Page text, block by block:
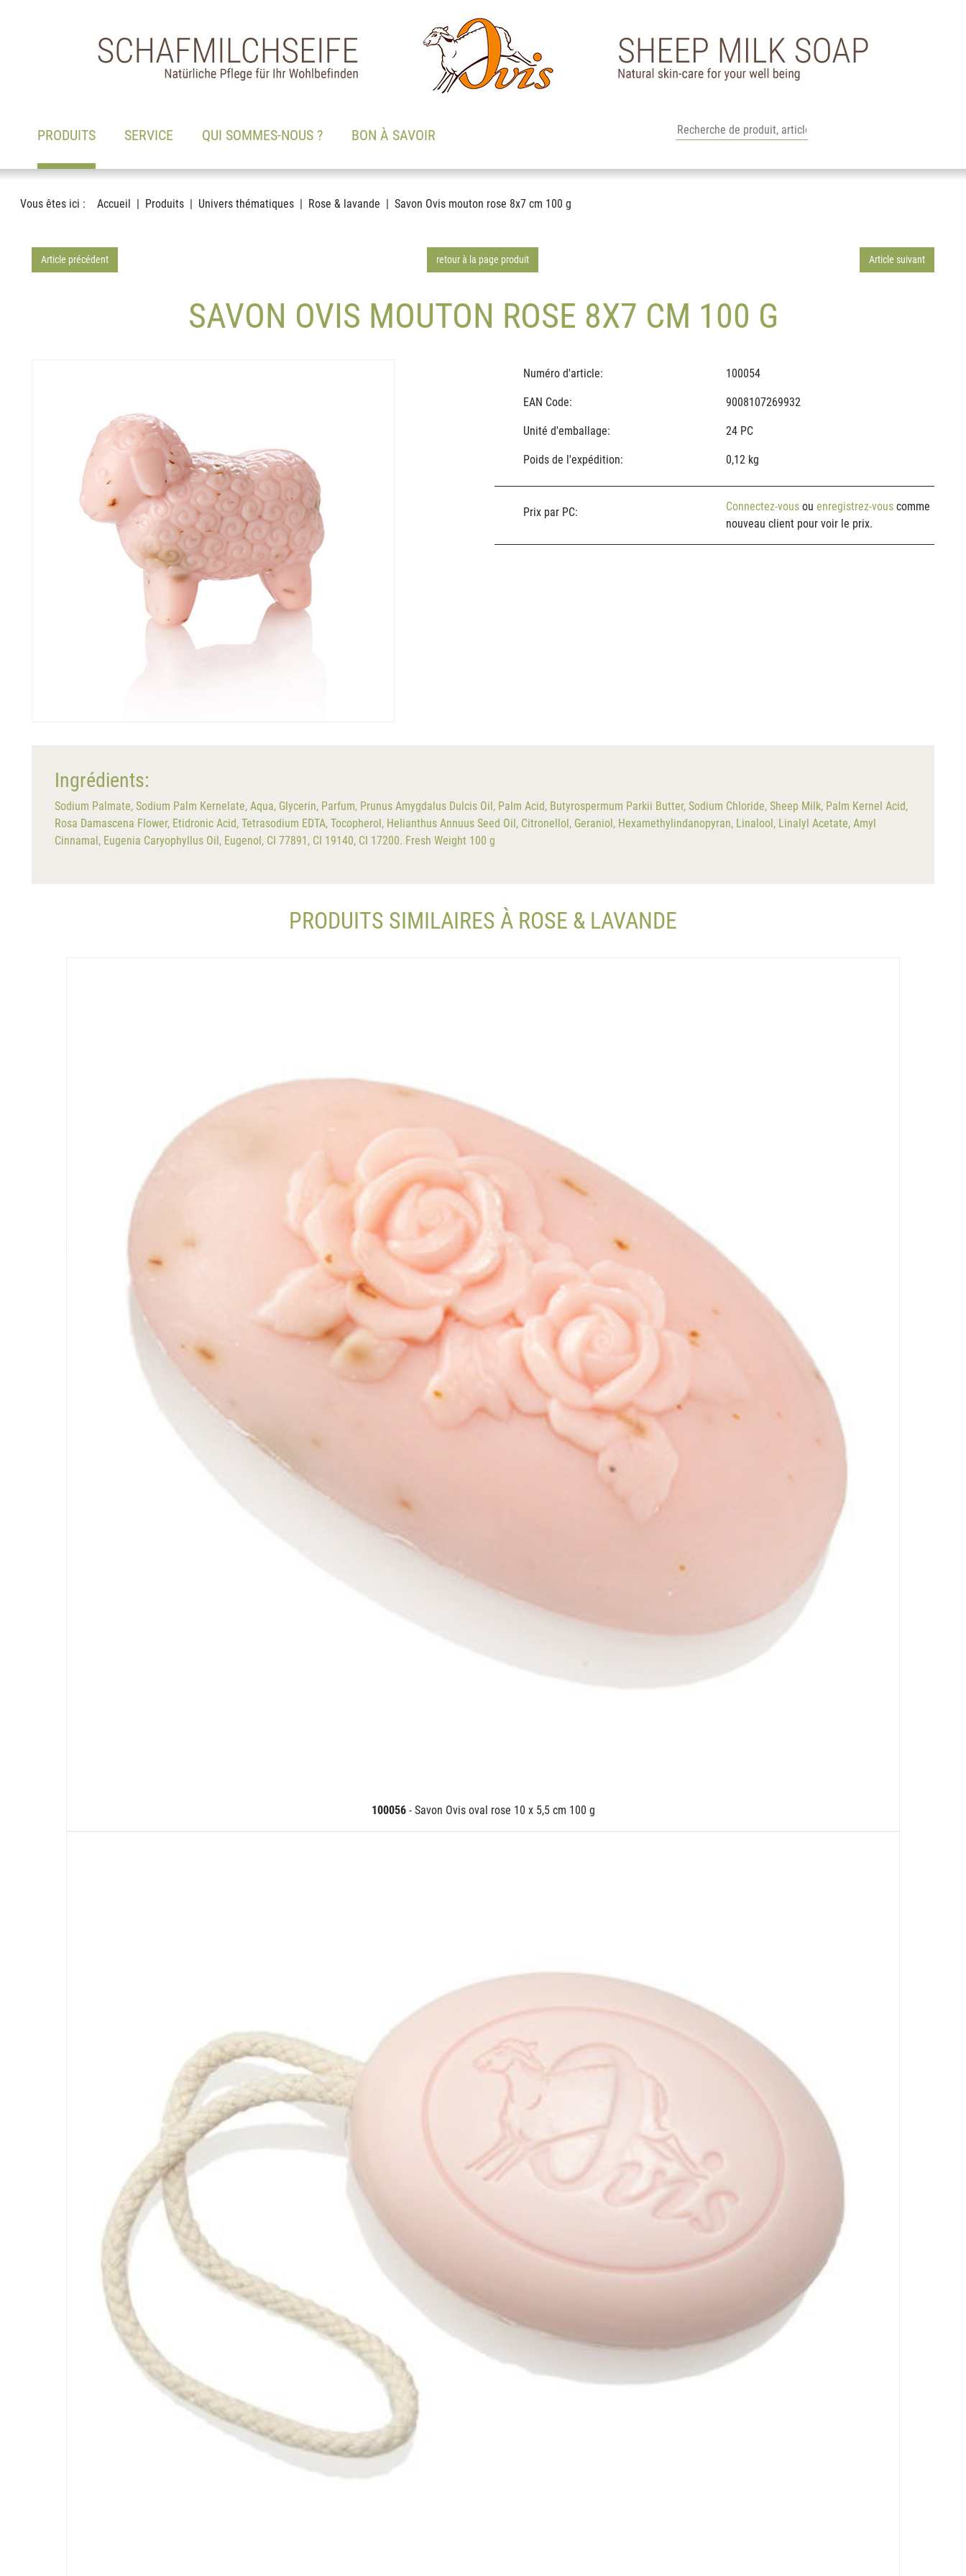
PRODUITS(ACTIF)SERVICE QUI SOMMES-NOUS ? BON À SAVOIR
Vous êtes ici : Accueil Produits Univers thématiques Rose & lavande Savon Ovis mouton rose 8x7 cm 100 g
Article précédent retour à la page produit Article suivant
SAVON OVIS MOUTON ROSE 8X7 CM 100 G
Numéro d'article: 100054
EAN Code: 9008107269932
Unité d'emballage: 24 PC
Poids de l'expédition: 0,12 kg
Prix par PC: Connectez-vousou enregistrez-vouscomme
nouveau client pour voir le prix.
Ingrédients:
Sodium Palmate, Sodium Palm Kernelate, Aqua, Glycerin, Parfum, Prunus Amygdalus Dulcis Oil, Palm Acid, Butyrospermum Parkii Butter, Sodium Chloride, Sheep Milk, Palm Kernel Acid,
Rosa Damascena Flower, Etidronic Acid, Tetrasodium EDTA, Tocopherol, Helianthus Annuus Seed Oil, Citronellol, Geraniol, Hexamethylindanopyran, Linalool, Linalyl Acetate, Amyl
Cinnamal, Eugenia Caryophyllus Oil, Eugenol, CI 77891, CI 19140, CI 17200. Fresh Weight 100 g
PRODUITS SIMILAIRES À ROSE & LAVANDE
100056 - Savon Ovis oval rose 10 x 5,5 cm 100 g